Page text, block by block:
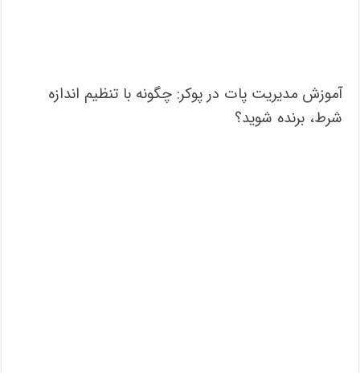
آموزش مدیریت پات در پوکر: چگونه با تنظیم اندازه
شرط، برنده شوید؟